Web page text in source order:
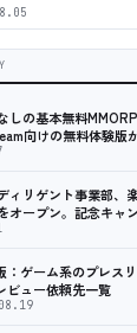
しの基本無料
向けの無料体験版
ィリゲント事業部
オープン。記念キャ
：ゲーム系のプレス
ビュー依頼先一覧